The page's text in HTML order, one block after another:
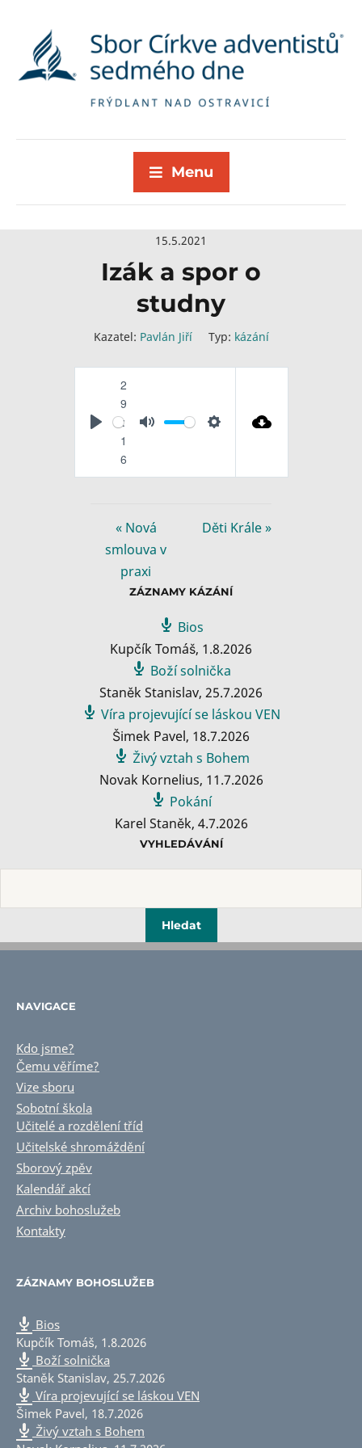
Menu
15.5.2021
Izák a spor o
studny
Kazatel: Pavlán Jiří Typ: kázání
P
2
9
:
1
6
M
S
n
« Nová
smlouva v
praxi
Děti Krále »
ZÁZNAMY KÁZÁNÍ
Bios
Kupčík Tomáš, 1.8.2026
Boží solnička
Staněk Stanislav, 25.7.2026
Víra projevující se láskou VEN
Šimek Pavel, 18.7.2026
Živý vztah s Bohem
Novak Kornelius, 11.7.2026
Pokání
Karel Staněk, 4.7.2026
VYHLEDÁVÁNÍ
NAVIGACE
Kdo jsme?
Čemu věříme?
Vize sboru
Sobotní škola
Učitelé a rozdělení tříd
Učitelské shromáždění
Sborový zpěv
Kalendář akcí
Archiv bohoslužeb
Kontakty
ZÁZNAMY BOHOSLUŽEB
Bios
Kupčík Tomáš, 1.8.2026
Boží solnička
Staněk Stanislav, 25.7.2026
Víra projevující se láskou VEN
Šimek Pavel, 18.7.2026
Živý vztah s Bohem